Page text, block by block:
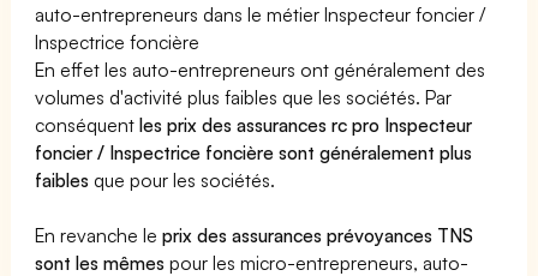
auto-entrepreneurs dans le métier Inspecteur foncier /
Inspectrice foncière
En effet les auto-entrepreneurs ont généralement des
volumes d'activité plus faibles que les sociétés. Par
conséquentles prix des assurances rc pro Inspecteur
foncier / Inspectrice foncière sont généralement plus
faibles que pour les sociétés.
En revanche leprix des assurances prévoyances TNS
sont les mêmes pour les micro-entrepreneurs, auto-